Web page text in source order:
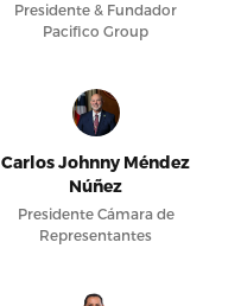
Presidente & Fundador
Pacifico Group
Carlos Johnny Méndez
Núñez
Presidente Cámara de
Representantes